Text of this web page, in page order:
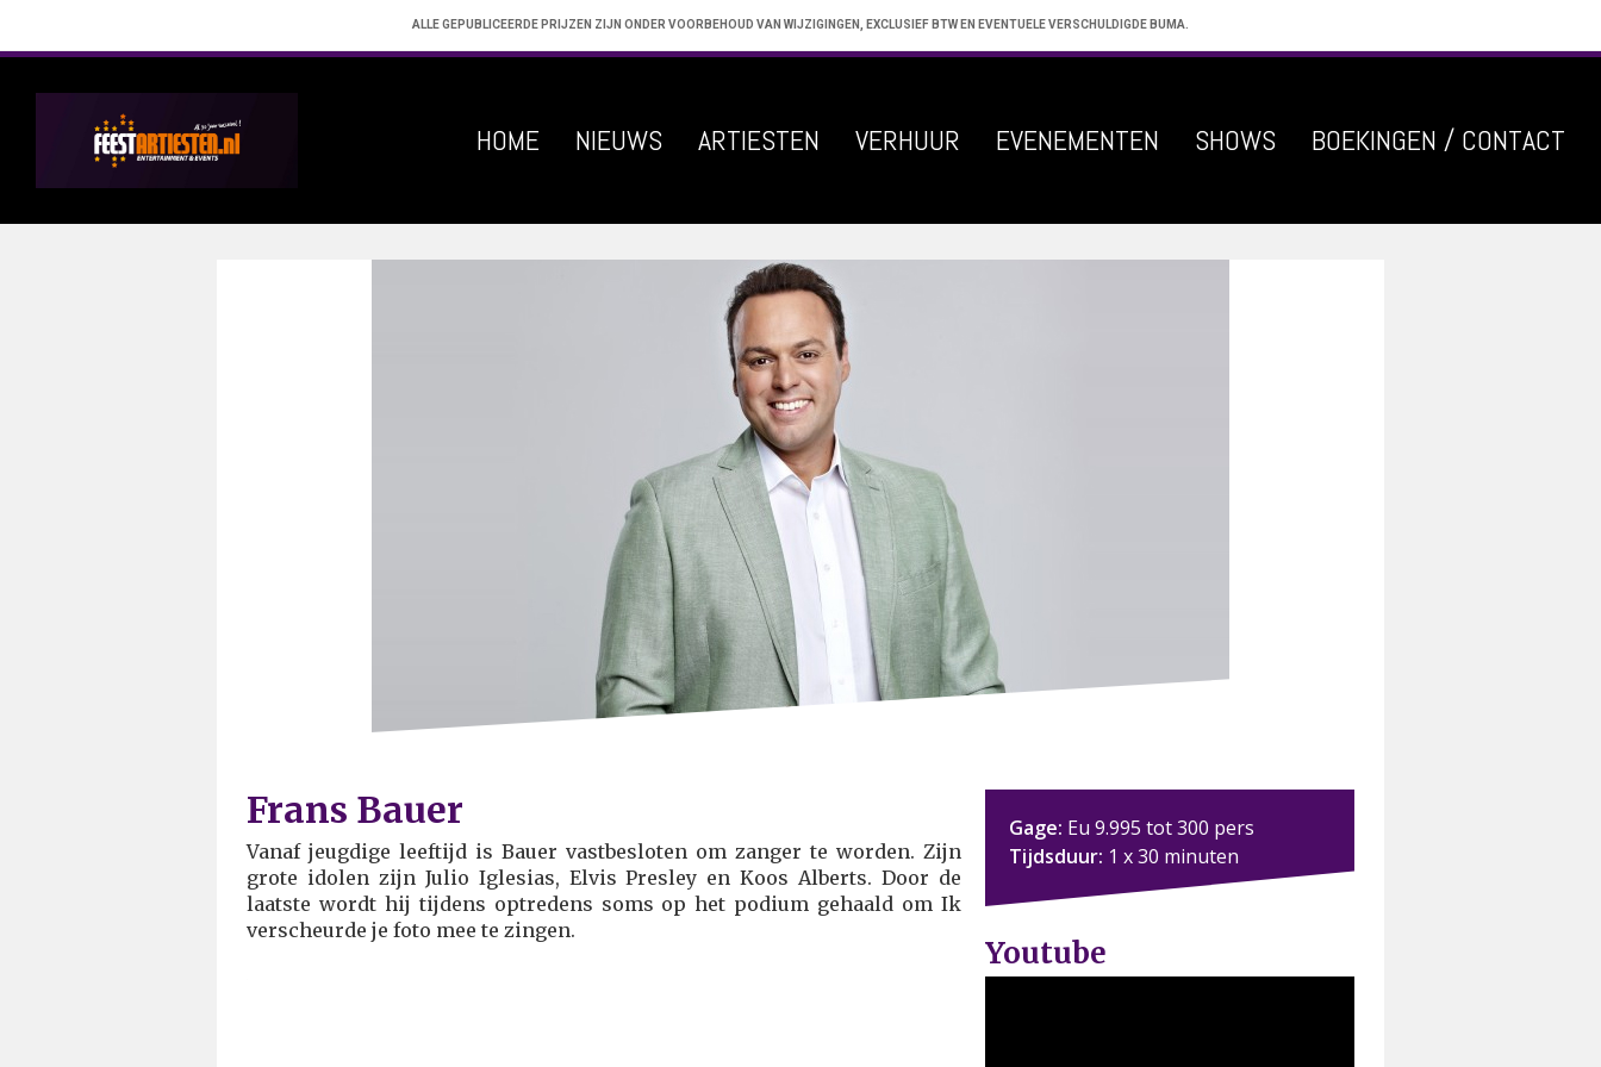
ALLE GEPUBLICEERDE PRIJZEN ZIJN ONDER VOORBEHOUD VAN WIJZIGINGEN, EXCLUSIEF BTW EN EVENTUELE VERSCHULDIGDE BUMA.
HOME NIEUWS ARTIESTEN VERHUUR EVENEMENTEN SHOWS BOEKINGEN / CONTACT
Frans Bauer
Vanaf jeugdige leeftijd is Bauer vastbesloten om zanger te worden. Zijn
grote idolen zijn Julio Iglesias, Elvis Presley en Koos Alberts. Door de
laatste wordt hij tijdens optredens soms op het podium gehaald om Ik
verscheurde je foto mee te zingen.
Gage: Eu 9.995 tot 300 pers
Tijdsduur: 1 x 30 minuten
Youtube